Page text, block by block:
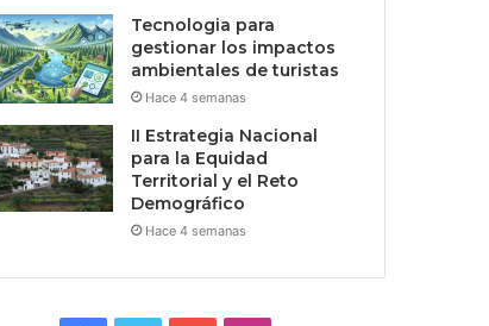
Tecnologia para
gestionar los impactos
ambientales de turistas
Hace 4 semanas
II Estrategia Nacional
para la Equidad
Territorial y el Reto
Demográfico
Hace 4 semanas